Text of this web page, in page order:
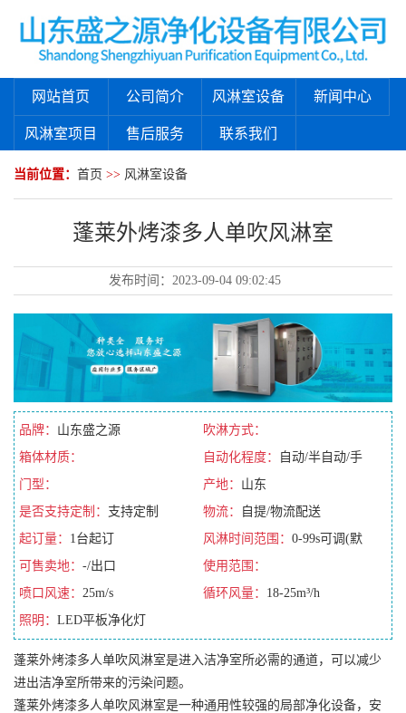
网站首页 公司简介 风淋室设备 新闻中心
风淋室项目 售后服务 联系我们
当前位置： 首页 >> 风淋室设备
蓬莱外烤漆多人单吹风淋室
发布时间： 2023-09-04 09:02:45
品牌： 山东盛之源
吹淋方式：
箱体材质：
自动化程度：
自动/半自动/手
动/全自动
门型： 产地： 山东
是否支持定制： 支持定制 物流：
自提/物流配送
起订量： 1台起订 风淋时间范围： 0-99s可调(默
认10s)
可售卖地： -/出口
使用范围：
喷口风速： 25m/s 循环风量： 18-25m³/h
照明： LED平板净化灯
蓬莱外烤漆多人单吹风淋室是进入洁净室所必需的通道，可以减少
进出洁净室所带来的污染问题。
蓬莱外烤漆多人单吹风淋室是一种通用性较强的局部净化设备，安